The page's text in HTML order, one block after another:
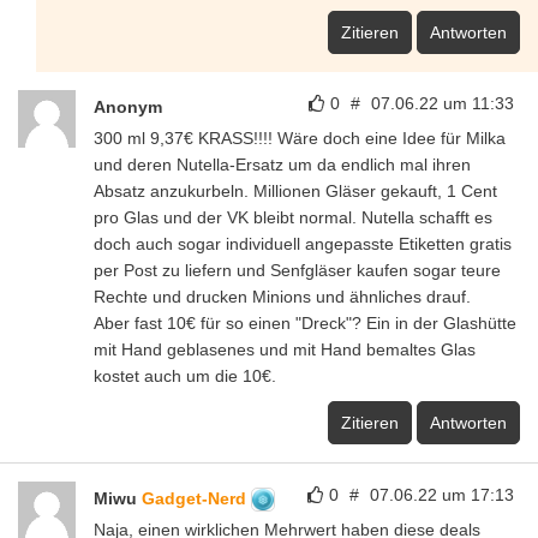
Zitieren Antworten
0 # 07.06.22 um 11:33
Anonym
300 ml 9,37€ KRASS!!!! Wäre doch eine Idee für Milka
und deren Nutella-Ersatz um da endlich mal ihren
Absatz anzukurbeln. Millionen Gläser gekauft, 1 Cent
pro Glas und der VK bleibt normal. Nutella schafft es
doch auch sogar individuell angepasste Etiketten gratis
per Post zu liefern und Senfgläser kaufen sogar teure
Rechte und drucken Minions und ähnliches drauf.
Aber fast 10€ für so einen "Dreck"? Ein in der Glashütte
mit Hand geblasenes und mit Hand bemaltes Glas
kostet auch um die 10€.
Zitieren Antworten
0 # 07.06.22 um 17:13
Miwu Gadget-Nerd
Naja, einen wirklichen Mehrwert haben diese deals